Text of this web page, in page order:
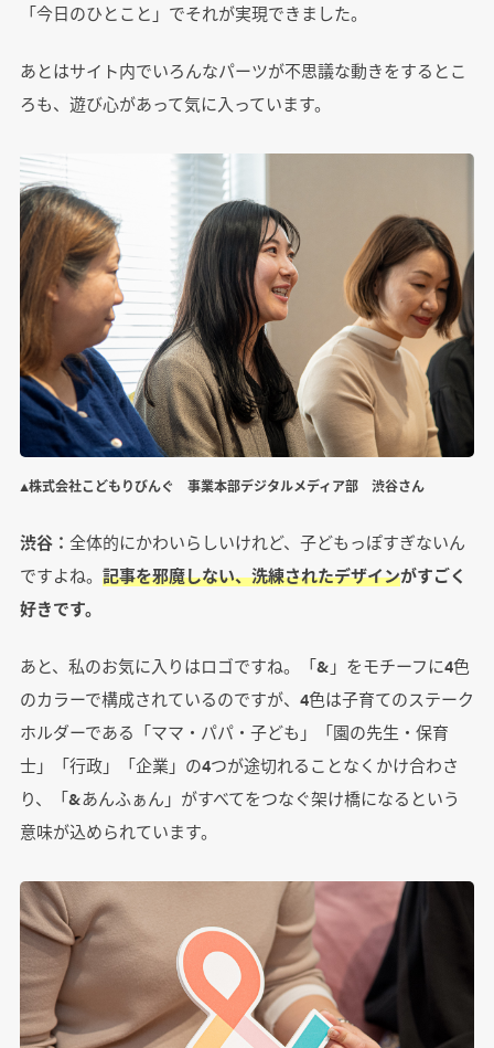
「今日のひとこと」でそれが実現できました。
あとはサイト内でいろんなパーツが不思議な動きをするとこ
ろも、遊び心があって気に入っています。
▲株式会社こどもりびんぐ 事業本部デジタルメディア部 渋谷さん
渋谷： 全体的にかわいらしいけれど、子どもっぽすぎないん
ですよね。 記事を邪魔しない、洗練されたデザインがすごく
好きです。
あと、私のお気に入りはロゴですね。「&」をモチーフに4色
のカラーで構成されているのですが、4色は子育てのステーク
ホルダーである「ママ・パパ・子ども」「園の先生・保育
士」「行政」「企業」の4つが途切れることなくかけ合わさ
り、「&あんふぁん」がすべてをつなぐ架け橋になるという
意味が込められています。